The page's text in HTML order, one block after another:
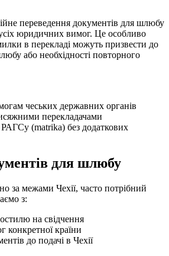
переведення документів для шлюбу
юридичних вимог. Це особливо
в перекладі можуть призвести до
або необхідності повторного
чеських державних органів
перекладачами
(matrika) без додаткових
для шлюбу
за межами Чехії, часто потрібний
з:
на свідчення
конкретної країни
до подачі в Чехії